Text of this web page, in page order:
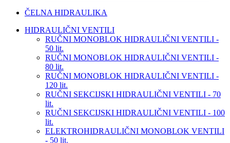
ČELNA HIDRAULIKA
HIDRAULIČNI VENTILI
RUČNI MONOBLOK HIDRAULIČNI VENTILI -
50 lit.
RUČNI MONOBLOK HIDRAULIČNI VENTILI -
80 lit.
RUČNI MONOBLOK HIDRAULIČNI VENTILI -
120 lit.
RUČNI SEKCIJSKI HIDRAULIČNI VENTILI - 70
lit.
RUČNI SEKCIJSKI HIDRAULIČNI VENTILI - 100
lit.
ELEKTROHIDRAULIČNI MONOBLOK VENTILI
- 50 lit.